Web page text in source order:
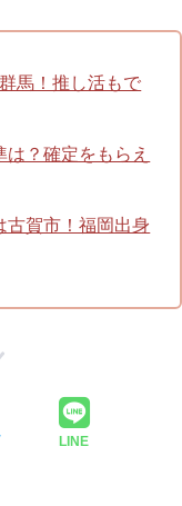
馬！推し活もで
？確定をもらえ
古賀市！福岡出身
LINE